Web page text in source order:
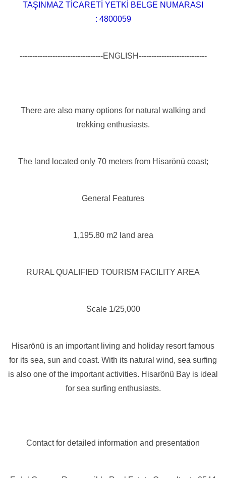
TAŞINMAZ TİCARETİ YETKİ BELGE NUMARASI
: 4800059
---------------------------------ENGLISH---------------------------
There are also many options for natural walking and
trekking enthusiasts.
The land located only 70 meters from Hisarönü coast;
General Features
1,195.80 m2 land area
RURAL QUALIFIED TOURISM FACILITY AREA
Scale 1/25,000
Hisarönü is an important living and holiday resort famous
for its sea, sun and coast. With its natural wind, sea surfing
is also one of the important activities. Hisarönü Bay is ideal
for sea surfing enthusiasts.
Contact for detailed information and presentation